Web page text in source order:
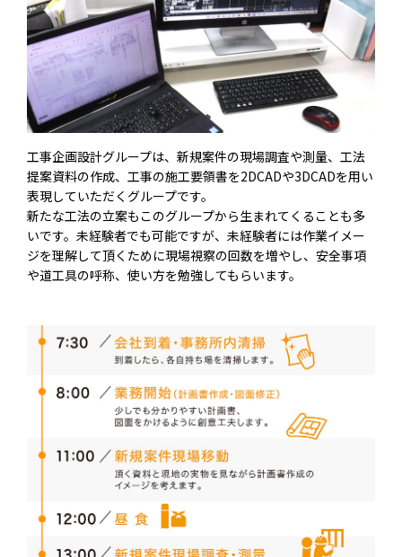
工事企画設計グループは、新規案件の現場調査や測量、工法
提案資料の作成、工事の施工要領書を2DCADや3DCADを用い
表現していただくグループです。
新たな工法の立案もこのグループから生まれてくることも多
いです。未経験者でも可能ですが、未経験者には作業イメー
ジを理解して頂くために現場視察の回数を増やし、安全事項
や道工具の呼称、使い方を勉強してもらいます。